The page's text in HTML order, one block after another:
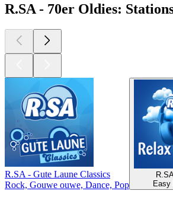
R.SA - 70er Oldies:
R.SA - Gute Laune Classics
Rock, Gouwe ouwe, Dance, Pop
Easy